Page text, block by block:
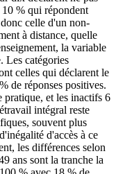
% qui répondent
celle d'un non-
à distance, quelle
la variable
Les catégories
celles qui déclarent le
de réponses positives.
et les inactifs 6
intégral reste
souvent plus
d'accès à ce
les différences selon
ans sont la tranche la